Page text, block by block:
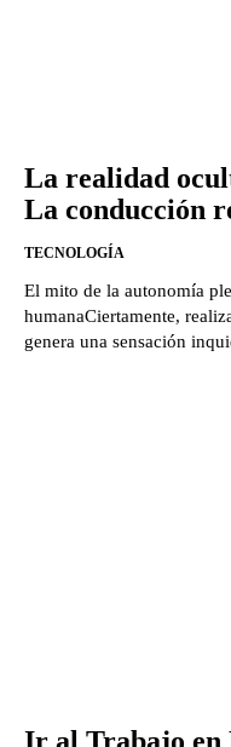
La realidad
La conducción
TECNOLOGÍA
El mito de la autonomía
humanaCiertamente,
genera una sensación